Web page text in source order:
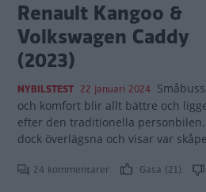
Renault Kangoo &
Volkswagen Caddy
(2023)
NYBILSTEST 22 januari 2024
och komfort blir allt bättre och
efter den traditionella
dock överlägsna och visar var
24 kommentarer Gasa (21)